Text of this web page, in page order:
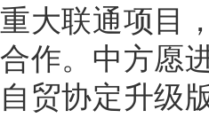
大联通项目
作。中方愿
贸协定升级